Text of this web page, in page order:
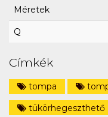
Méretek
Q
Címkék
tompa
tükörhegeszthető